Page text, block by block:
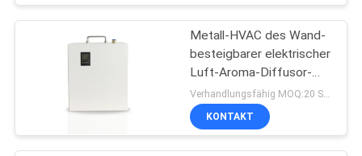
Metall-HVAC des Wand-
besteigbarer elektrischer
Luft-Aroma-Diffusor-
31w
Verhandlungsfähig MOQ:20 Stücke
KONTAKT